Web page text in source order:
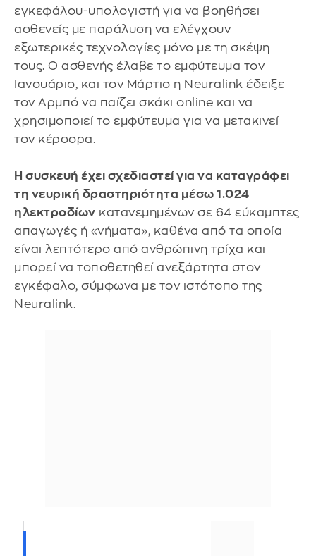
εγκεφάλου-υπολογιστή για να βοηθήσει
ασθενείς με παράλυση να ελέγχουν
εξωτερικές τεχνολογίες μόνο με τη σκέψη
τους. Ο ασθενής έλαβε το εμφύτευμα τον
Ιανουάριο, και τον Μάρτιο η Neuralink έδειξε
τον Αρμπό να παίζει σκάκι online και να
χρησιμοποιεί το εμφύτευμα για να μετακινεί
τον κέρσορα.
Η συσκευή έχει σχεδιαστεί για να καταγράφει
τη νευρική δραστηριότητα μέσω 1.024
ηλεκτροδίων κατανεμημένων σε 64 εύκαμπτες
απαγωγές ή «νήματα», καθένα από τα οποία
είναι λεπτότερο από ανθρώπινη τρίχα και
μπορεί να τοποθετηθεί ανεξάρτητα στον
εγκέφαλο, σύμφωνα με τον ιστότοπο της
Neuralink.